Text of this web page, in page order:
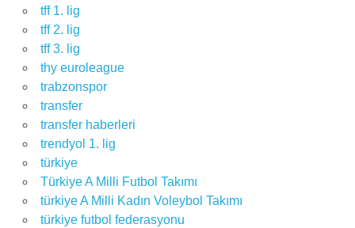
tff 1. lig
tff 2. lig
tff 3. lig
thy euroleague
trabzonspor
transfer
transfer haberleri
trendyol 1. lig
türkiye
Türkiye A Milli Futbol Takımı
türkiye A Milli Kadın Voleybol Takımı
türkiye futbol federasyonu